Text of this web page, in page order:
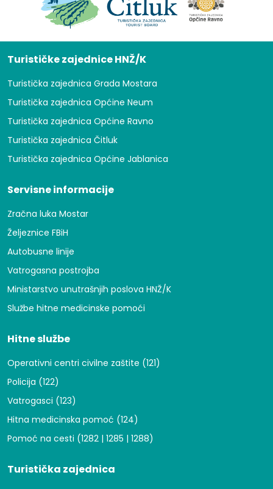
Turističke zajednice HNŽ/K
Turistička zajednica Grada Mostara
Turistička zajednica Općine Neum
Turistička zajednica Općine Ravno
Turistička zajednica Čitluk
Turistička zajednica Općine Jablanica
Servisne informacije
Zračna luka Mostar
Željeznice FBiH
Autobusne linije
Vatrogasna postrojba
Ministarstvo unutrašnjih poslova HNŽ/K
Službe hitne medicinske pomoći
Hitne službe
Operativni centri civilne zaštite (121)
Policija (122)
Vatrogasci (123)
Hitna medicinska pomoć (124)
Pomoć na cesti (1282 | 1285 | 1288)
Turistička zajednica